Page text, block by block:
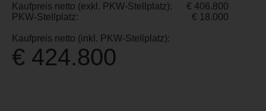
Kaufpreis netto (exkl. PKW-Stellplatz):
€ 406.800
PKW-Stellplatz:
€ 18.000
Kaufpreis netto (inkl. PKW-Stellplatz):
€ 424.800